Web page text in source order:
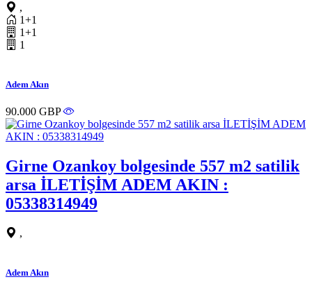
,
1+1
1+1
1
Adem Akın
90.000 GBP
Girne Ozankoy bolgesinde 557 m2 satilik
arsa İLETİŞİM ADEM AKIN :
05338314949
,
Adem Akın